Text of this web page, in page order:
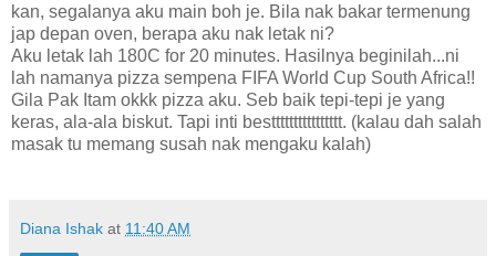
kan, segalanya aku main boh je. Bila nak bakar termenung
jap depan oven, berapa aku nak letak ni?
Aku letak lah 180C for 20 minutes. Hasilnya beginilah...ni
lah namanya pizza sempena FIFA World Cup South Africa!!
Gila Pak Itam okkk pizza aku. Seb baik tepi-tepi je yang
keras, ala-ala biskut. Tapi inti bestttttttttttttttt. (kalau dah salah
masak tu memang susah nak mengaku kalah)
Diana Ishak at 11:40 AM